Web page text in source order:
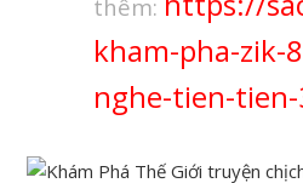
thêm:
kham-pha-zik-
nghe-tien-